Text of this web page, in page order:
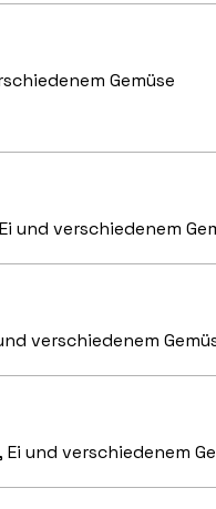
Gemüse
und verschiedenem
verschiedenem
und verschiedenem